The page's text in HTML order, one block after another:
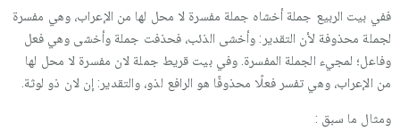
ففي بيت الربيع جملة أخشاه جملة مفسرة لا محل لها من الإعراب، وهي مفسرة
لجملة محذوفة لأن التقدير: وأخشى الذئب، فحذفت جملة وأخشى وهي فعل
وفاعل؛ لمجيء الجملة المفسرة. وفي بيت قريط جملة لان مفسرة لا محل لها
من الإعراب، وهي تفسر فعلًا محذوفًا هو الرافع لذو، والتقدير: إن لان ذو لوثة.
ومثال ما سبق :